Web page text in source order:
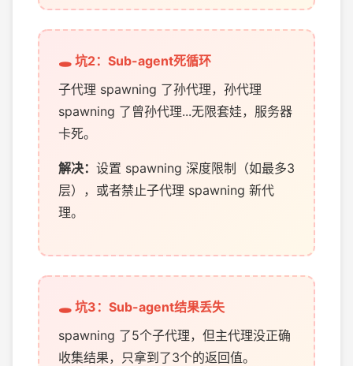
🕳️ 坑2：Sub-agent死循环
子代理 spawning 了孙代理，孙代理
spawning 了曾孙代理...无限套娃，服务器
卡死。
解决： 设置 spawning 深度限制（如最多3
层），或者禁止子代理 spawning 新代
理。
🕳️ 坑3：Sub-agent结果丢失
spawning 了5个子代理，但主代理没正确
收集结果，只拿到了3个的返回值。